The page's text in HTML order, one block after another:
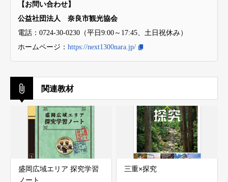
【お問い合わせ】
公益社団法人 奈良市観光協会
電話：0724-30-0230（平日9:00～17:45、土日祝休み）
ホームページ： https://next1300nara.jp/
関連教材
盛岡広域エリア 探究学習
ノート
三重×探究